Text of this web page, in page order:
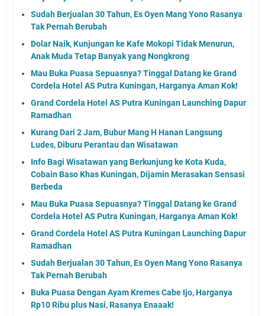
Sudah Berjualan 30 Tahun, Es Oyen Mang Yono Rasanya
Tak Pernah Berubah
Dolar Naik, Kunjungan ke Kafe Mokopi Tidak Menurun,
Anak Muda Tetap Banyak yang Nongkrong
Mau Buka Puasa Sepuasnya? Tinggal Datang ke Grand
Cordela Hotel AS Putra Kuningan, Harganya Aman Kok!
Grand Cordela Hotel AS Putra Kuningan Launching Dapur
Ramadhan
Kurang Dari 2 Jam, Bubur Mang H Hanan Langsung
Ludes, Diburu Perantau dan Wisatawan
Info Bagi Wisatawan yang Berkunjung ke Kota Kuda,
Cobain Baso Khas Kuningan, Dijamin Merasakan Sensasi
Berbeda
Mau Buka Puasa Sepuasnya? Tinggal Datang ke Grand
Cordela Hotel AS Putra Kuningan, Harganya Aman Kok!
Grand Cordela Hotel AS Putra Kuningan Launching Dapur
Ramadhan
Sudah Berjualan 30 Tahun, Es Oyen Mang Yono Rasanya
Tak Pernah Berubah
Buka Puasa Dengan Ayam Kremes Cabe Ijo, Harganya
Rp10 Ribu plus Nasi, Rasanya Enaaak!